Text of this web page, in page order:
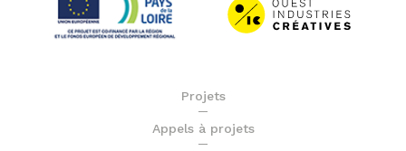
Projets
Appels à projets